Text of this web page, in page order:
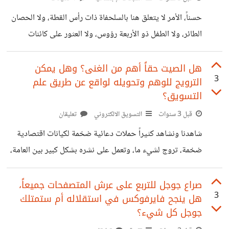
المتطورة مع البشر، صحيح أن "ماسك" ترك الشركة في 2018
ولكنه ضخ مليارات الدولارات في الاستثمار في المجال الذي
حسناً، الأمر لا يتعلق هنا بالسلحفاة ذات رأس القطة، ولا الحصان
الطائر، ولا الطفل ذو الأربعة رؤوس، ولا العثور على كائنات
فضائية في الأماكن النائية، فهذه النوعية من الصور لم تعد تنطلي
على عقل طفل في المراحل الأولى من التعليم الأساسي، ولكن،
نتحدث هنا عن الأخبار والصور والفيديوهات التي ينخدع فيها
الكبار حقاً ويقومون بمشاركتها. تكثر هذه النوعية من المنشورات
Fool" بالإنكليزية، ولكنها لا تقتصر على أول أبريل
3
هل الصيت حقاً أهم من الغنى؟ وهل يمكن
الترويج للوهم وتحويله لواقع عن طريق علم
التسويق؟
قبل 3 سنوات التسويق الالكتروني تعليقان
شاهدنا ونشاهد كثيراً حملات دعائية ضخمة لكيانات اقتصادية
ضخمة، تروج لشيء ما، وتعمل على نشره بشكل كبير بين العامة،
ثم لا تمر فترة طويلة حتى نتفاجأ جميعاً بحقيقة هذه الأشياء
وأننا كنا نتعرض للخداع طوال الوقت على يد محتالين كان أكبر
همهم هو تحقيق أقصى استفادة مالية من هذا الخداع. إن علوم
التسويق الحديثة تعنى بدراسة السلوك البشري في مواقف الشراء
3
صراع جوجل للتربع على عرش المتصفحات جميعاً،
هل ينجح فايرفوكس في استقلاله أم ستمتلك
جوجل كل شيء؟